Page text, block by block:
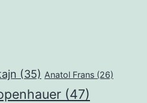
(35) Anatol Frans (26)
(47)